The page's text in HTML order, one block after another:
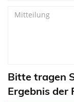
Bitte tragen
Ergebnis der